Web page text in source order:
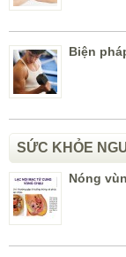
Biện
SỨC KHỎE
Nóng